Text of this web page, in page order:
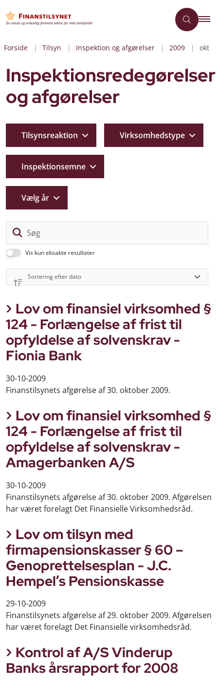
Forside Tilsyn Inspektion og afgørelser 2009 okt
Inspektionsredegørelser
og afgørelser
Vis kun eksakte resultater
Tilsynsreaktion Virksomhedstype
Inspektionsemne
Vælg år
Lov om finansiel virksomhed §
124 - Forlængelse af frist til
opfyldelse af solvenskrav -
Fionia Bank
30-10-2009
Finanstilsynets afgørelse af 30. oktober 2009.
Lov om finansiel virksomhed §
124 - Forlængelse af frist til
opfyldelse af solvenskrav -
Amagerbanken A/S
30-10-2009
Finanstilsynets afgørelse af 30. oktober 2009. Afgørelsen
har været forelagt Det Finansielle Virksomhedsråd.
Lov om tilsyn med
firmapensionskasser § 60 –
Genoprettelsesplan - J.C.
Hempel’s Pensionskasse
29-10-2009
Finanstilsynets afgørelse af 29. oktober 2009. Afgørelsen
har været forelagt Det Finansielle virksomhedsråd.
Kontrol af A/S Vinderup
Banks årsrapport for 2008